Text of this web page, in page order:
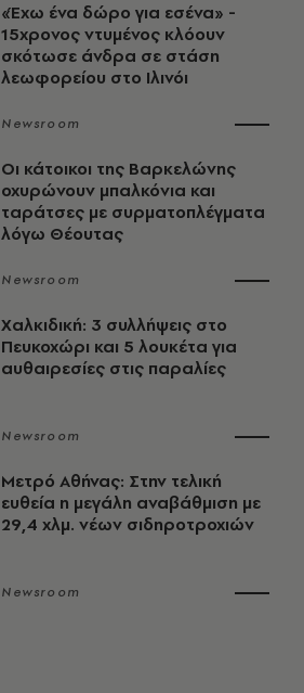
«Έχω ένα δώρο για εσένα» -
15χρονος ντυμένος κλόουν
σκότωσε άνδρα σε στάση
λεωφορείου στο Ιλινόι
Newsroom
Οι κάτοικοι της Βαρκελώνης
οχυρώνουν μπαλκόνια και
ταράτσες με συρματοπλέγματα
λόγω Θέουτας
Newsroom
Χαλκιδική: 3 συλλήψεις στο
Πευκοχώρι και 5 λουκέτα για
αυθαιρεσίες στις παραλίες
Newsroom
Μετρό Αθήνας: Στην τελική
ευθεία η μεγάλη αναβάθμιση με
29,4 χλμ. νέων σιδηροτροχιών
Newsroom